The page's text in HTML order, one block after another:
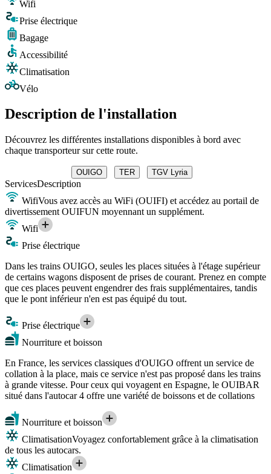
Wifi
Prise électrique
Bagage
Accessibilité
Climatisation
Vélo
Description de l'installation
Découvrez les différentes installations disponibles à bord avec
chaque transporteur sur cette route.
OUIGO TER TGV Lyria
ServicesDescription
WifiVous avez accès au WiFi (OUIFI) et accédez au portail de
divertissement OUIFUN moyennant un supplément.
Wifi
Prise électrique
Dans les trains OUIGO, seules les places situées à l'étage supérieur
de certains wagons disposent de prises de courant. Prenez en compte
que ces places peuvent engendrer des frais supplémentaires, tandis
que le pont inférieur n'en est pas équipé du tout.
Prise électrique
Nourriture et boisson
En France, les services classiques d'OUIGO offrent un service de
collation à la place, mais ce service n'est pas proposé dans les trains
à grande vitesse. Pour ceux qui voyagent en Espagne, le OUIBAR
situé dans l'autocar 4 offre une variété de boissons et de collations
Nourriture et boisson
ClimatisationVoyagez confortablement grâce à la climatisation
de tous les autocars.
Climatisation